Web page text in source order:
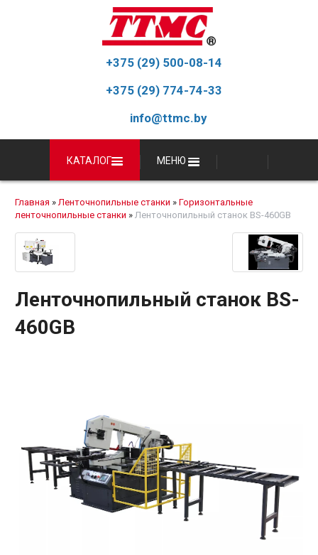
+375 (29) 500-08-14
+375 (29) 774-74-33
info@ttmc.by
КАТАЛОГ МЕНЮ
Главная » Ленточнопильные станки » Горизонтальные
ленточнопильные станки » Ленточнопильный станок BS-460GB
Ленточнопильный станок BS-
460GB